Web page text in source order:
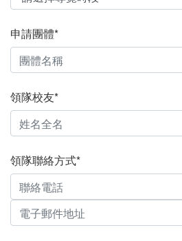
申請團體*
領隊校友*
領隊聯絡方式*